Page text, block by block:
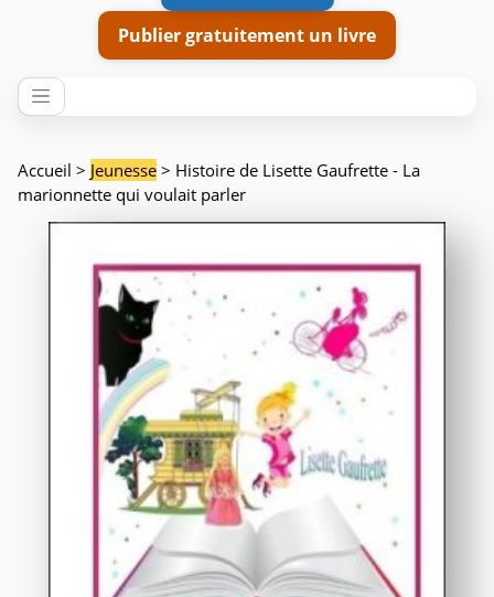
Publier gratuitement un livre
Accueil > Jeunesse > Histoire de Lisette Gaufrette - La
marionnette qui voulait parler